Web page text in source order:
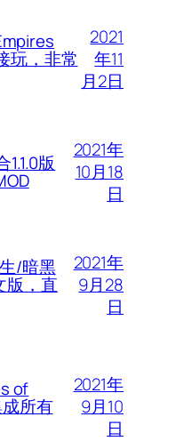
玩，非常
2021
年11
月2日
版
2021年
10月18
日
/暗黑
版，直
2021年
9月28
日
of
所有
2021年
9月10
日